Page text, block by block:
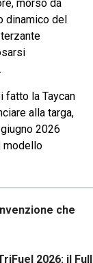
morso da
dinamico del
fatto la Taycan
alla targa,
2026
modello
che
2026: il Full